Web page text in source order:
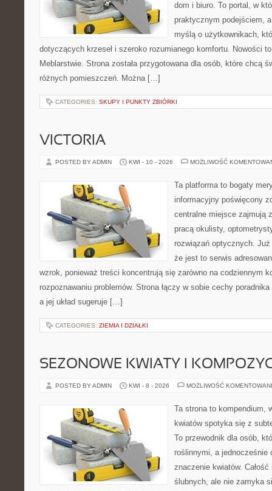
dom i biuro. To portal, w
praktycznym podejściem,
myślą o użytkownikach,
dotyczących krzeseł i szeroko rozumianego komfortu. Nowości
Meblarstwie. Strona została przygotowana dla osób, które chcą
różnych pomieszczeń. Można […]
CATEGORIES: SKUPY I PUNKTY ZBIÓRKI
VICTORIA
POSTED BY ADMIN KWI - 10 - 2026 MOŻLIWOŚĆ
Ta platforma to bogaty
informacyjny poświęcony
centralne miejsce zajmują
pracą okulisty,
rozwiązań optycznych.
że jest to serwis
wzrok, ponieważ treści koncentrują się zarówno na codziennym
rozpoznawaniu problemów. Strona łączy w sobie cechy
a jej układ sugeruje […]
CATEGORIES: ZIEMIA I DZIAŁKI
SEZONOWE KWIATY I
POSTED BY ADMIN KWI - 8 - 2026 MOŻLIWOŚĆ
Ta strona to kompendium,
kwiatów spotyka się z
To przewodnik dla osób,
roślinnymi, a jednocześnie
znaczenie kwiatów.
ślubnych, ale nie zamyka